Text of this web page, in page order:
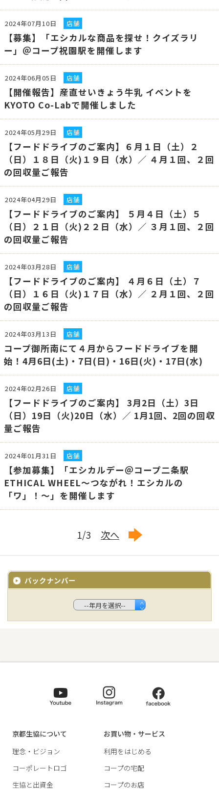
2024年07月10日 店舗
【募集】「エシカルな商品を探せ！クイズラリ
ー」＠コープ祝園駅を開催します
2024年06月05日 店舗
【開催報告】産直せいきょう牛乳 イベントを
KYOTO Co-Labで開催しました
2024年05月29日 店舗
【フードドライブのご案内】６月１日（土）２
（日）１８日（火)１９日（水）／ ４月１回、２回
の回収量ご報告
2024年04月29日 店舗
【フードドライブのご案内】 ５月４日（土）５
（日）２１日（火)２２日（水）／ ３月１回、２回
の回収量ご報告
2024年03月28日 店舗
【フードドライブのご案内】 ４月６日（土）７
（日）１６日（火)１７日（水）／ ２月１回、２回
の回収量ご報告
2024年03月13日 店舗
コープ御所南にて４月からフードドライブを開
始！4月6日(土)・7日(日)・16日(火)・17日(水)
2024年02月26日 店舗
【フードドライブのご案内】 3月2日（土）3日
（日）19日（火)20日（水）／ 1月1回、2回の回収
量ご報告
2024年01月31日 店舗
【参加募集】「エシカルデー＠コープ二条駅
ETHICAL WHEEL～つながれ！エシカルの
「ワ」！～」を開催します
1/3 次へ
バックナンバー
京都生協について
理念・ビジョン
コーポレートロゴ
生協と出資金
お買い物・サービス
利用をはじめる
コープの宅配
コープのお店